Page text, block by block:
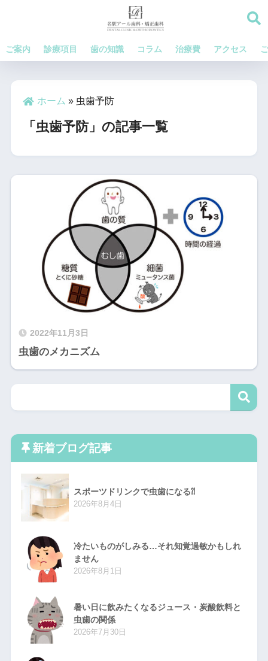
ご案内 診療項目 歯の知識 コラム 治療費 アクセス
ホーム » 虫歯予防
「虫歯予防」の記事一覧
2022年11月3日
虫歯のメカニズム
新着ブログ記事
スポーツドリンクで虫歯になる⁈
2026年8月4日
冷たいものがしみる…それ知覚過敏かもしれ
ません
2026年8月1日
暑い日に飲みたくなるジュース・炭酸飲料と
虫歯の関係
2026年7月30日